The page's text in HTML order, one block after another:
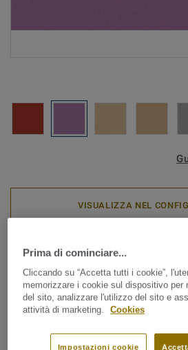
VISUALIZZA NEL
Omogenei|Circular Selection
ECLIPSE
RED PURPLE
Prima di cominciare...
Cliccando su “Accetta tutti i cookie”,
memorizzare i cookie sul dispositivo per
del sito, analizzare l'utilizzo del sito e
attività di marketing.
Cookies
Impostazioni cookie